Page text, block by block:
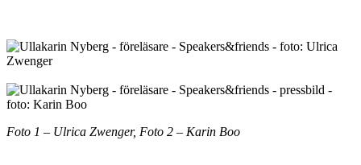
Foto 1 – Ulrica Zwenger, Foto 2 – Karin Boo